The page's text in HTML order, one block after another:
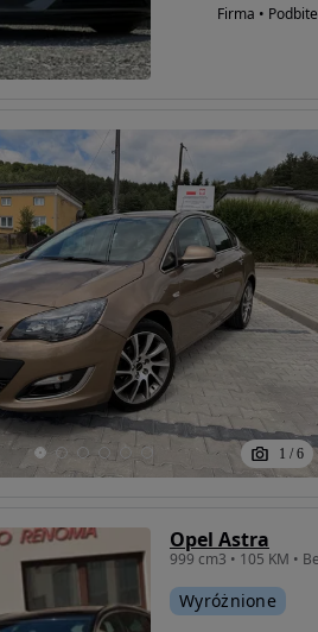
Firma • Podbite
1 / 6
Opel Astra
Wyróżnione